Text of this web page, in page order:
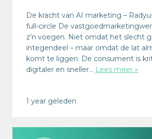
De kracht van AI marketing –
full-circle De
z’n voegen. Niet omdat het slecht
integendeel – maar omdat de lat
komt te liggen. De consument is
digitaler en sneller… Lees meer »
1 year geleden